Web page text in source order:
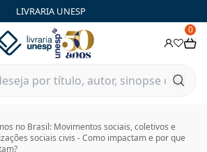
LIVRARIA UNESP
0
no Brasil: Movimentos sociais, coletivos e
sociais civis - Como impactam e por que